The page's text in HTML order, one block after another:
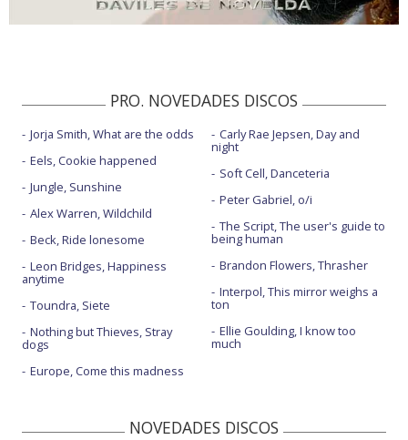
PRO. NOVEDADES DISCOS
Jorja Smith, What are the odds
Eels, Cookie happened
Jungle, Sunshine
Alex Warren, Wildchild
Beck, Ride lonesome
Leon Bridges, Happiness
anytime
Toundra, Siete
Nothing but Thieves, Stray
dogs
Europe, Come this madness
Carly Rae Jepsen, Day and
night
Soft Cell, Danceteria
Peter Gabriel, o/i
The Script, The user's guide to
being human
Brandon Flowers, Thrasher
Interpol, This mirror weighs a
ton
Ellie Goulding, I know too
much
NOVEDADES DISCOS